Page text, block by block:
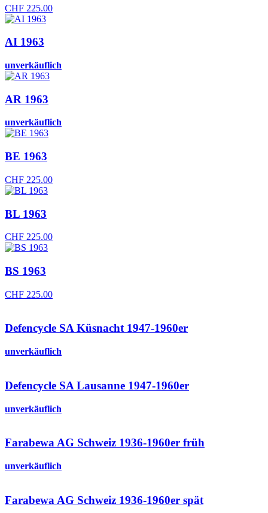
CHF 225.00
AI 1963
unverkäuflich
AR 1963
unverkäuflich
BE 1963
CHF 225.00
BL 1963
CHF 225.00
BS 1963
CHF 225.00
Defencycle SA Küsnacht 1947-1960er
unverkäuflich
Defencycle SA Lausanne 1947-1960er
unverkäuflich
Farabewa AG Schweiz 1936-1960er früh
unverkäuflich
Farabewa AG Schweiz 1936-1960er spät